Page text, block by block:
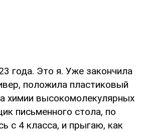
года. Это я. Уже закончила
положила пластиковый
химии высокомолекулярных
письменного стола, по
с 4 класса, и прыгаю, как